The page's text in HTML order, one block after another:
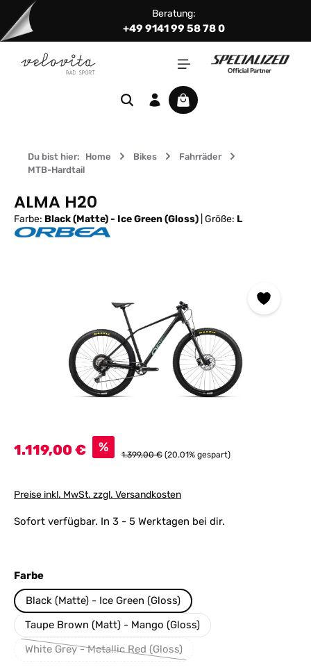
Zum Hauptinhalt springen Beratung:
+49 9141 99 58 78 0
Warenkorb enthält 0
Du bist hier: Home Bikes
Fahrräder
MTB-Hardtail
ALMA H20
Farbe: Black (Matte) - Ice Green (Gloss) Größe: L
Verkaufspreis:
1.119,00 € % Regulärer Preis:
1.399,00 € (20.01% gespart)
Preise inkl. MwSt. zzgl. Versandkosten
Sofort verfügbar. In 3 - 5 Werktagen bei dir.
Farbeauswählen
Black (Matte) - Ice Green (Gloss)
Taupe Brown (Matt) - Mango (Gloss)
White Grey - Metallic Red (Gloss)
(Diese Option ist zurzeit nicht verfügbar.)